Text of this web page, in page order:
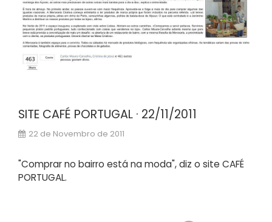
SITE CAFÉ PORTUGAL · 22/11/2011
22 de Novembro de 2011
"Comprar no bairro está na moda", diz o site CAFÉ
PORTUGAL.